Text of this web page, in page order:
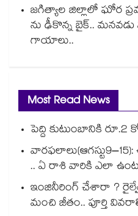
జగిత్యాల జిల్లాలో ఘోర
ను ఢీకొన్న బైక్.. మనవడు
గాయాలు..
Most Read News
పెద్ది కుటుంబానికి రూ.2
.. ఏ రాశి వారికి ఎలా
ఇంజినీరింగ్ చేశారా ?
మంచి జీతం.. పూర్తి